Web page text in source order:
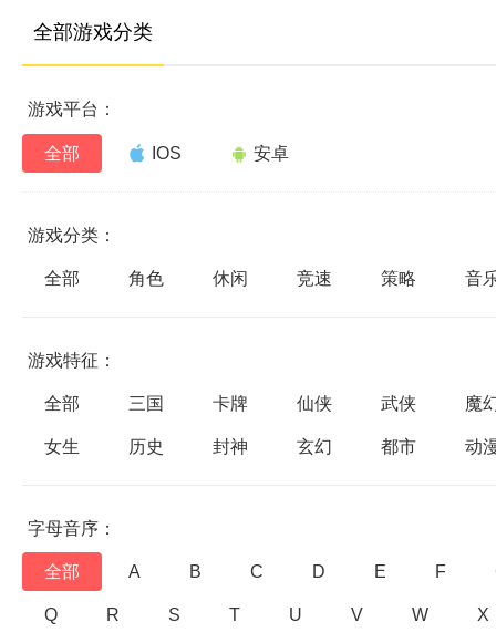
全部游戏分类
游戏平台：
全部 IOS 安卓
游戏分类：
全部 角色 休闲 竞速 策略 音
游戏特征：
全部 三国 卡牌 仙侠 武侠 魔
女生 历史 封神 玄幻 都市 动
字母音序：
全部 A B C D E F
Q R S T U V W X